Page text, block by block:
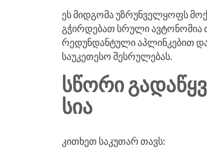
ეს მიდგომა უზრუნველყოფს
გჭირდებათ სრული ავტონომია
რედუნდანტული აპლინკებით
საუკეთესო შესრულებას.
ᲡᲬᲝᲠᲘ
ᲡᲘᲐ
კითხეთ საკუთარ თავს: